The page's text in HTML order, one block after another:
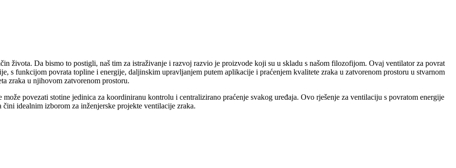
života. Da bismo to postigli, naš tim za istraživanje i razvoj razvio je proizvode koji su u skladu s našom filozofijom. Ovaj ventilator za povrat
s funkcijom povrata topline i energije, daljinskim upravljanjem putem aplikacije i praćenjem kvalitete zraka u zatvorenom prostoru u stvarnom
zraka u njihovom zatvorenom prostoru.
povezati stotine jedinica za koordiniranu kontrolu i centralizirano praćenje svakog uređaja. Ovo rješenje za ventilaciju s povratom energije
idealnim izborom za inženjerske projekte ventilacije zraka.